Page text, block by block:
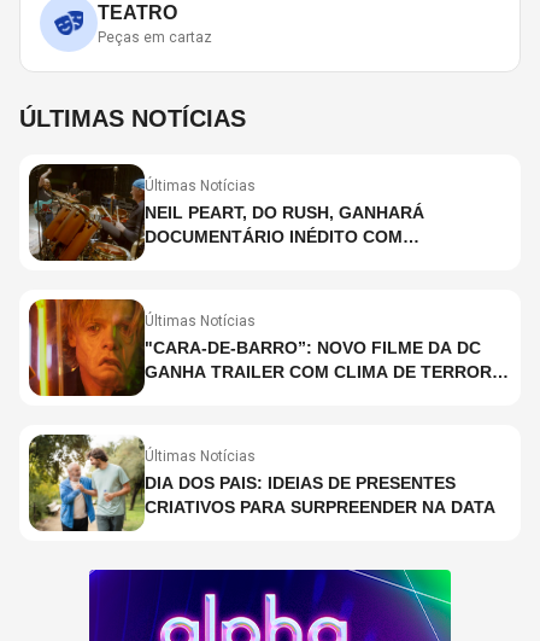
TEATRO
Peças em cartaz
ÚLTIMAS NOTÍCIAS
Últimas Notícias
NEIL PEART, DO RUSH, GANHARÁ
DOCUMENTÁRIO INÉDITO COM
Últimas Notícias
"CARA-DE-BARRO”: NOVO FILME DA DC
GANHA TRAILER COM CLIMA DE TERROR;
Últimas Notícias
DIA DOS PAIS: IDEIAS DE PRESENTES
CRIATIVOS PARA SURPREENDER NA DATA